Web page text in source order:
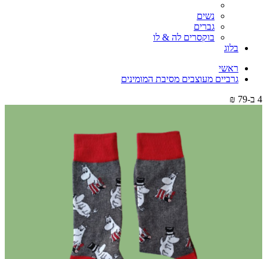
נשים
גברים
בוקסרים לה & לו
בלוג
ראשי
גרביים מעוצבים מסיבת המומינים
4 ב-79 ₪